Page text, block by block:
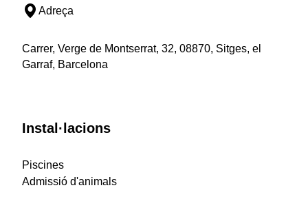
Adreça
Carrer, Verge de Montserrat, 32, 08870, Sitges, el
Garraf, Barcelona
Instal·lacions
Piscines
Admissió d'animals